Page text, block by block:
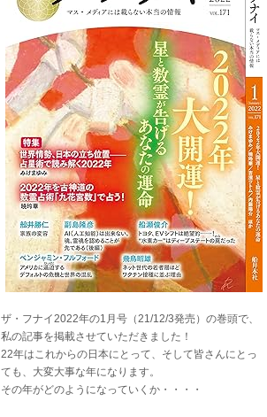
ザ・フナイ2022年の1月号（21/12/3発売）の巻頭で、
私の記事を掲載させていただきました！
22年はこれからの日本にとって、そして皆さんにとっ
ても、大変大事な年になります。
その年がどのようになっていくか・・・・